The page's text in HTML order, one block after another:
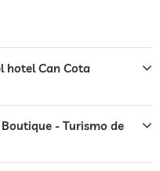
hotel Can Cota
- Turismo de